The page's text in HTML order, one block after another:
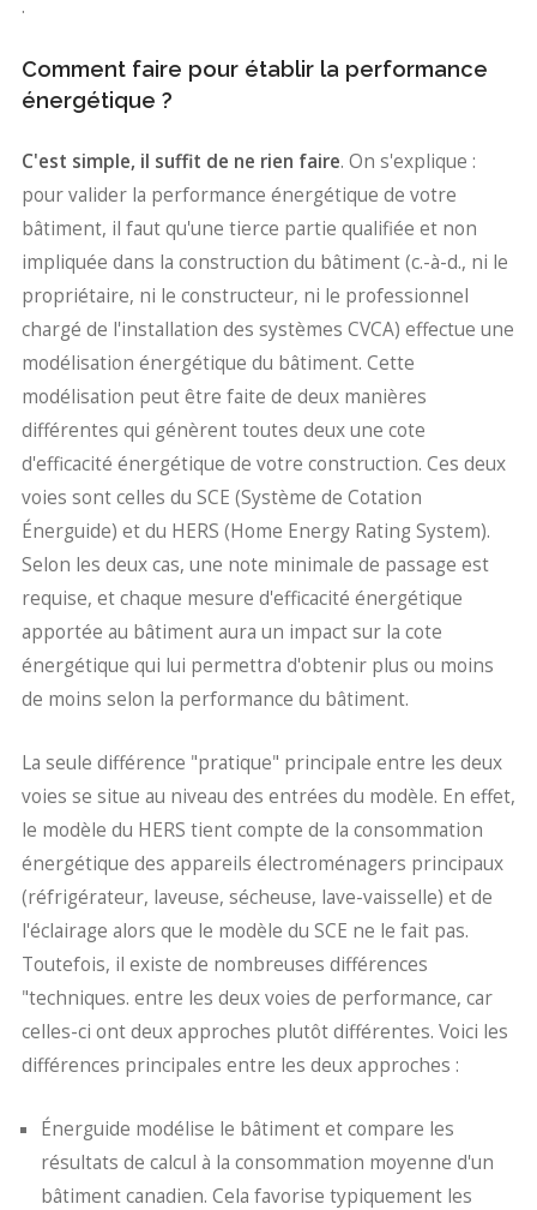
.
Comment faire pour établir la performance
énergétique ?
C'est simple, il suffit de ne rien faire. On s'explique :
pour valider la performance énergétique de votre
bâtiment, il faut qu'une tierce partie qualifiée et non
impliquée dans la construction du bâtiment (c.-à-d., ni le
propriétaire, ni le constructeur, ni le professionnel
chargé de l'installation des systèmes CVCA) effectue une
modélisation énergétique du bâtiment. Cette
modélisation peut être faite de deux manières
différentes qui génèrent toutes deux une cote
d'efficacité énergétique de votre construction. Ces deux
voies sont celles du SCE (Système de Cotation
Énerguide) et du HERS (Home Energy Rating System).
Selon les deux cas, une note minimale de passage est
requise, et chaque mesure d'efficacité énergétique
apportée au bâtiment aura un impact sur la cote
énergétique qui lui permettra d'obtenir plus ou moins
de moins selon la performance du bâtiment.
La seule différence "pratique" principale entre les deux
voies se situe au niveau des entrées du modèle. En effet,
le modèle du HERS tient compte de la consommation
énergétique des appareils électroménagers principaux
(réfrigérateur, laveuse, sécheuse, lave-vaisselle) et de
l'éclairage alors que le modèle du SCE ne le fait pas.
Toutefois, il existe de nombreuses différences
"techniques. entre les deux voies de performance, car
celles-ci ont deux approches plutôt différentes. Voici les
différences principales entre les deux approches :
Énerguide modélise le bâtiment et compare les
résultats de calcul à la consommation moyenne d'un
bâtiment canadien. Cela favorise typiquement les